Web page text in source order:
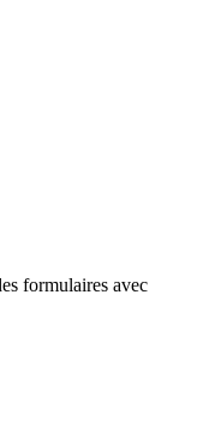
formulaires avec